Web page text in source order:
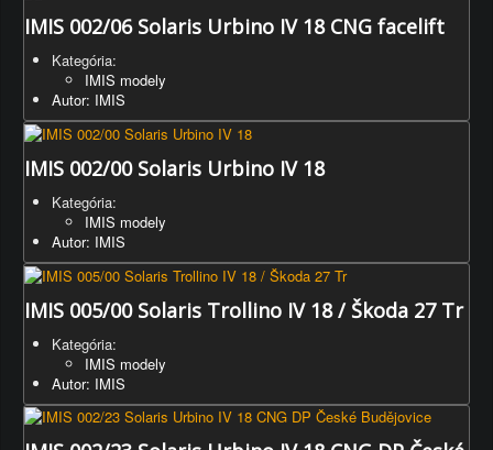
IMIS 002/06 Solaris Urbino IV 18 CNG facelift
Kategória:
IMIS modely
Autor: IMIS
IMIS 002/00 Solaris Urbino IV 18
Kategória:
IMIS modely
Autor: IMIS
IMIS 005/00 Solaris Trollino IV 18 / Škoda 27 Tr
Kategória:
IMIS modely
Autor: IMIS